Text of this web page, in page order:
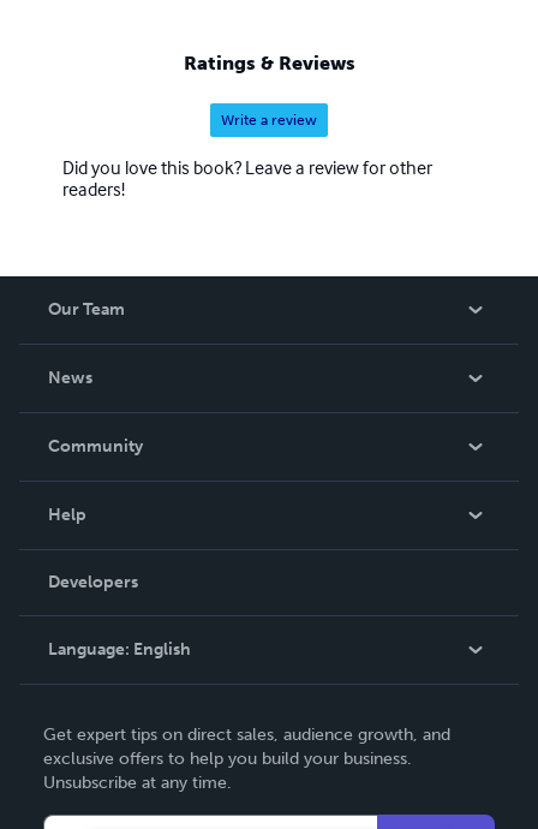
Ratings & Reviews
Write a review
Did you love this book? Leave a review for other
readers!
Our Team
News
In The News
Community
Podcast
Help
Order Lookup
Knowledge Base
Contact Support
Developers
Language: English
Deutsch
Français
Get expert tips on direct sales, audience growth, and
exclusive offers to help you build your business.
Unsubscribe at any time.